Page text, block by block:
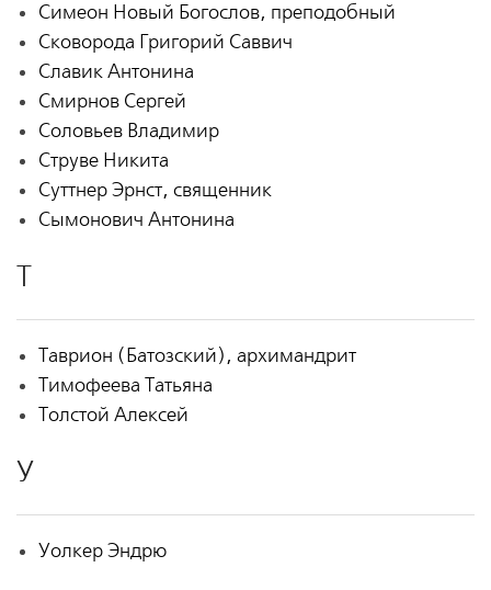
Симеон Новый Богослов, преподобный
Сковорода Григорий Саввич
Славик Антонина
Смирнов Сергей
Соловьев Владимир
Струве Никита
Суттнер Эрнст, священник
Сымонович Антонина
Т
Таврион (Батозский), архимандрит
Тимофеева Татьяна
Толстой Алексей
У
Уолкер Эндрю